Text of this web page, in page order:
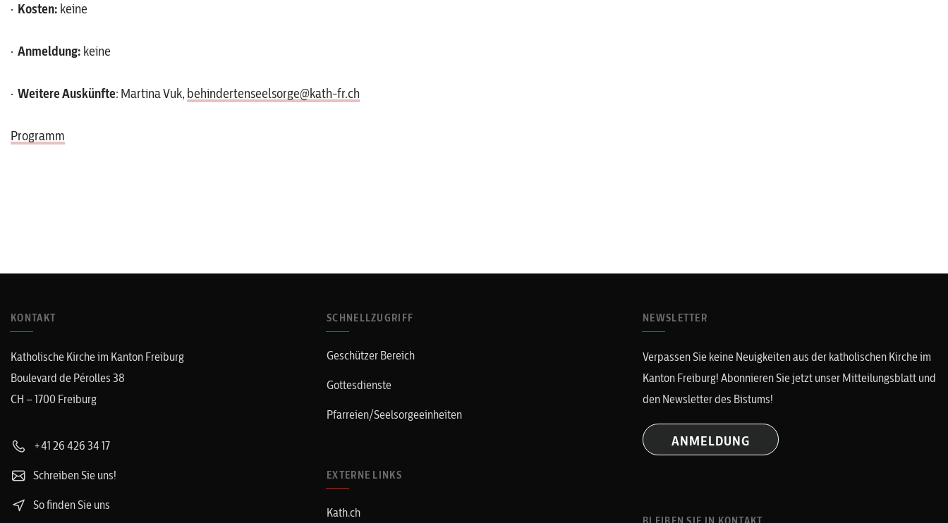
· Kosten: keine
· Anmeldung: keine
· Weitere Auskünfte: Martina Vuk, behindertenseelsorge@kath-fr.ch
Programm
KONTAKT
Katholische Kirche im Kanton Freiburg
Boulevard de Pérolles 38
CH – 1700 Freiburg
+41 26 426 34 17
Schreiben Sie uns!
So finden Sie uns
SCHNELLZUGRIFF
Geschützer Bereich
Gottesdienste
Pfarreien/Seelsorgeeinheiten
EXTERNE LINKS
Kath.ch
NEWSLETTER
Verpassen Sie keine Neuigkeiten aus der katholischen Kirche im
Kanton Freiburg! Abonnieren Sie jetzt unser Mitteilungsblatt und
den Newsletter des Bistums!
ANMELDUNG